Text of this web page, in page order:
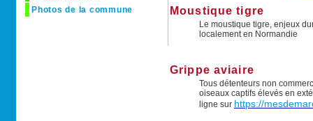
Photos de la commune
Moustique tigre
Le moustique tigre, enjeux
localement en Normandie
Grippe aviaire
Tous détenteurs non
oiseaux captifs élevés en
ligne sur https://